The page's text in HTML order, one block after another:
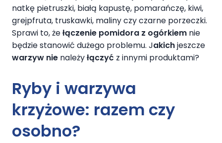
natkę pietruszki, białą kapustę, pomarańczę, kiwi,
grejpfruta, truskawki, maliny czy czarne porzeczki.
Sprawi to, żełączenie pomidora z ogórkiem nie
będzie stanowić dużego problemu. Jakichjeszcze
warzyw nie należyłączyć z innymi produktami?
Ryby i warzywa
krzyżowe: razem czy
osobno?